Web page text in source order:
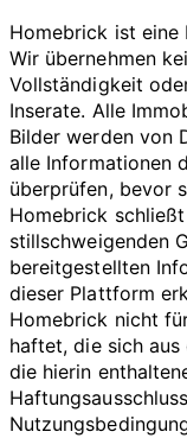
Homebrick ist eine
Wir übernehmen
Vollständigkeit
Inserate. Alle
Bilder werden von
alle Informationen
überprüfen, bevor
Homebrick
stillschweigenden
bereitgestellten
dieser Plattform
Homebrick nicht
haftet, die sich
die hierin